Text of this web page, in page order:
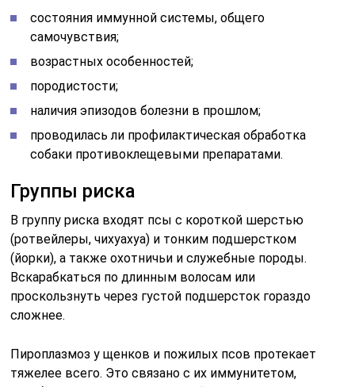
состояния иммунной системы, общего
самочувствия;
возрастных особенностей;
породистости;
наличия эпизодов болезни в прошлом;
проводилась ли профилактическая обработка
собаки противоклещевыми препаратами.
Группы риска
В группу риска входят псы с короткой шерстью
(ротвейлеры, чихуахуа) и тонким подшерстком
(йорки), а также охотничьи и служебные породы.
Вскарабкаться по длинным волосам или
проскользнуть через густой подшерсток гораздо
сложнее.
Пироплазмоз у щенков и пожилых псов протекает
тяжелее всего. Это связано с их иммунитетом,